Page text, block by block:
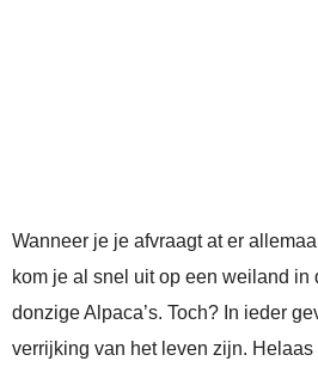
Wanneer je je afvraagt at er
kom je al snel uit op een weiland in
donzige Alpaca’s. Toch? In ieder
verrijking van het leven zijn.